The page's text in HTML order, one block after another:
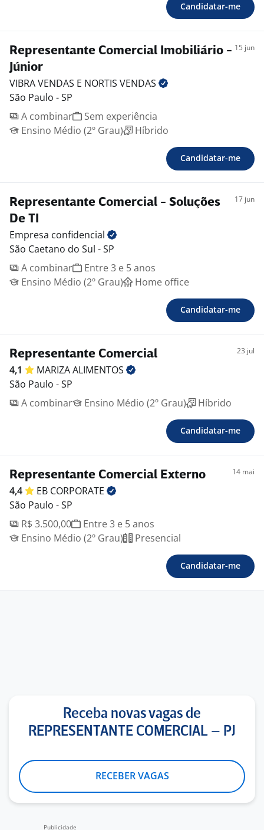
Candidatar-me
Representante Comercial Imobiliário -
Júnior
15 jun
VIBRA VENDAS E NORTIS VENDAS
São Paulo - SP
A combinar
Sem experiência
Ensino Médio (2º Grau)
Híbrido
Candidatar-me
Representante Comercial - Soluções
De TI
17 jun
Empresa confidencial
São Caetano do Sul - SP
A combinar
Entre 3 e 5 anos
Ensino Médio (2º Grau)
Home office
Candidatar-me
Representante Comercial 23 jul
4,1 MARIZAALIMENTOS
São Paulo - SP
A combinar
Ensino Médio (2º Grau) Híbrido
Candidatar-me
Representante Comercial Externo 14 mai
4,4 EB CORPORATE
São Paulo - SP
R$ 3.500,00
Entre 3 e 5 anos
Ensino Médio (2º Grau)
Presencial
Candidatar-me
Receba novas vagas de
REPRESENTANTE COMERCIAL – PJ
RECEBER VAGAS